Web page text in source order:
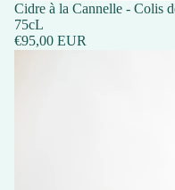
Cidre à la Cannelle - Colis
75cL
€95,00 EUR